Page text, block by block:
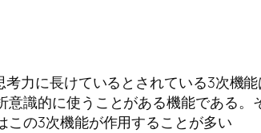
力に長けているとされている3次機
識的に使うことがある機能である。
この3次機能が作用することが多い